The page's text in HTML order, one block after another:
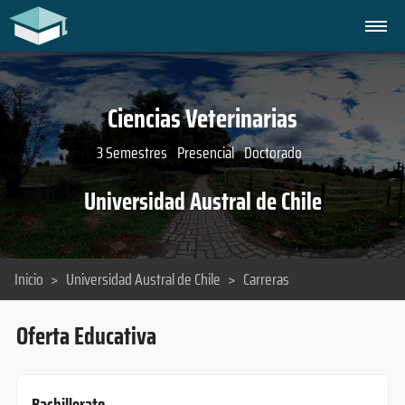
Ciencias Veterinarias
3 Semestres Presencial Doctorado
Universidad Austral de Chile
Inicio > Universidad Austral de Chile > Carreras
Oferta Educativa